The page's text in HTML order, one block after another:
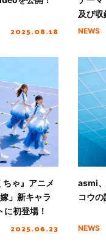
2025.08.18
及び収
NEWS
ゃ』アニメ
」新キャラ
初登場！
2025.06.23
asmi
コウ
NEWS